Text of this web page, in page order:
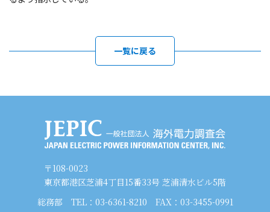
一覧に戻る
〒108-0023
東京都港区芝浦4丁目15番33号 芝浦清水ビル5階
総務部
TEL：03-6361-8210 FAX：03-3455-0991